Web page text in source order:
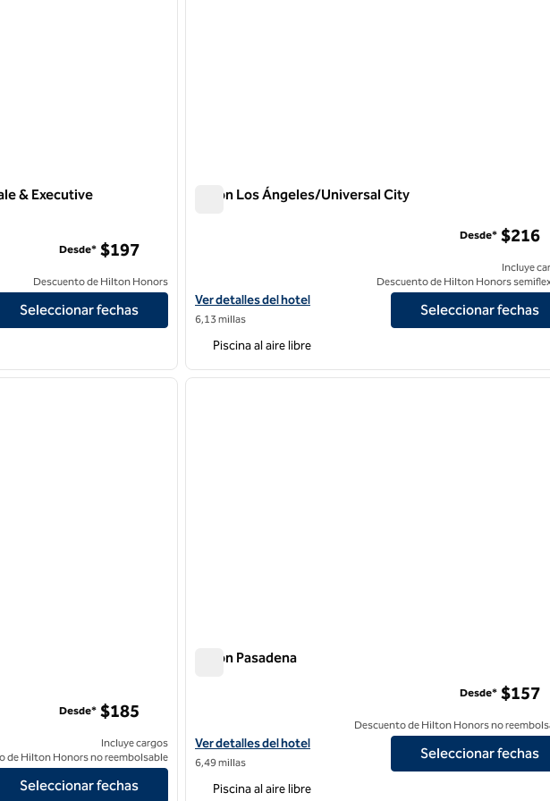
& Executive
North/Glendale & Executive Meeting Ctr
Desde* $197
Descuento de Hilton Honors
Seleccionar fechas
Hilton Los Ángeles/Universal City
Ver detalles del hotel Hilton Los Angeles/Universal City
Ver detalles del hotel
6,13 millas
Desde* $216
Incluye
Descuento de Hilton Honors
Seleccionar fechas
Piscina al aire libre
siguiente imagen
Angeles
Desde* $185
Incluye cargos
de Hilton Honors no reembolsable
Seleccionar fechas
1 de 12
Hilton Pasadena
Ver detalles del hotel Hilton Pasadena
Ver detalles del hotel
6,49 millas
Desde* $157
Descuento de Hilton Honors no
Seleccionar fechas
Piscina al aire libre